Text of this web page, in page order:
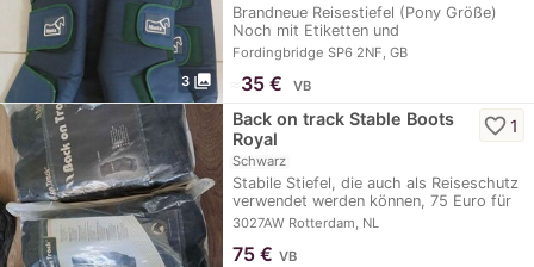
3 photo_library
Brandneue Reisestiefel (Pony Größe)
Noch mit Etiketten und
Originalverpackung…
Fordingbridge SP6 2NF, GB
35 € VB
Back on track Stable Boots
Royal
Schwarz
Stabile Stiefel, die auch als Reiseschutz
verwendet werden können, 75 Euro für
ein…
3027AW Rotterdam, NL
favorite_border1
75 € VB